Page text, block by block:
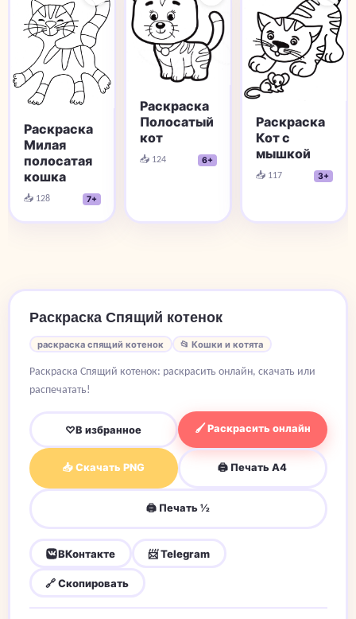
Раскраска
Милая
полосатая
кошка
📥 128 7+
Раскраска
Полосатый
кот
📥 124 6+
Раскраска
Кот с
мышкой
📥 117 3+
Раскраска Спящий котенок
раскраска спящий котенок 📂 Кошки и котята
Раскраска Спящий котенок: раскрасить онлайн, скачать или
распечатать!
♡В избранное 🖌 Раскрасить онлайн
📥 Скачать PNG 🖨 Печать A4
🖨 Печать ½
ВКонтакте 📨 Telegram
🔗 Скопировать